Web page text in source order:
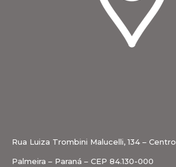
Rua Luiza Trombini Malucelli, 134 – Centro
Palmeira – Paraná – CEP 84.130-000